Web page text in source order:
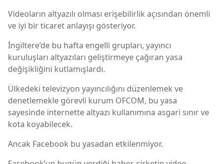
Videoların altyazılı olması erişebilirlik açısından önemli
ve iyi bir ticaret anlayışı gösteriyor.
İngiltere’de bu hafta engelli grupları, yayıncı
kuruluşları altyazıları geliştirmeye çağıran yasa
değişikliğini kutlamışlardı.
Ülkedeki televizyon yayıncılığını düzenlemek ve
denetlemekle görevli kurum OFCOM, bu yasa
sayesinde internette altyazı kullanımına asgari sınır ve
kota koyabilecek.
Ancak Facebook bu yasadan etkilenmiyor.